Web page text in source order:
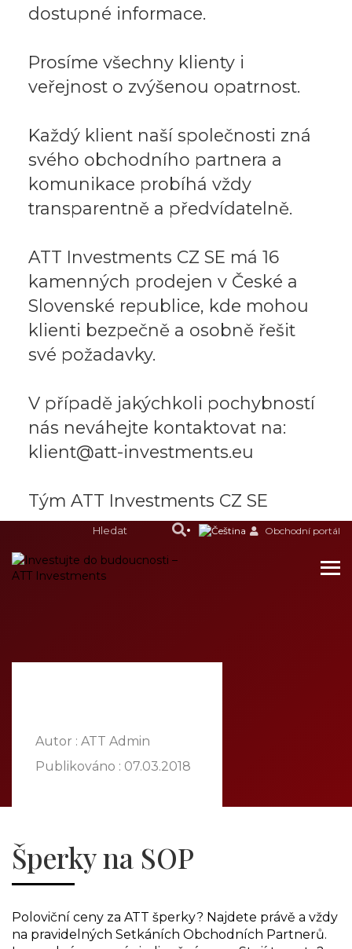
dostupné informace.
Prosíme všechny klienty i
veřejnost o zvýšenou opatrnost.
Každý klient naší společnosti zná
svého obchodního partnera a
komunikace probíhá vždy
transparentně a předvídatelně.
ATT Investments CZ SE má 16
kamenných prodejen v České a
Slovenské republice, kde mohou
klienti bezpečně a osobně řešit
své požadavky.
V případě jakýchkoli pochybností
nás neváhejte kontaktovat na:
klient@att-investments.eu
Tým ATT Investments CZ SE
Obchodní portál
NABÍDKA
KONTAKT
Autor : ATT Admin
Publikováno : 07.03.2018
Šperky na SOP
Poloviční ceny za ATT šperky? Najdete právě a vždy
na pravidelných Setkáních Obchodních Partnerů.